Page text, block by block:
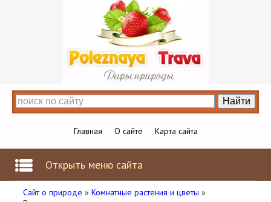
Главная О сайте Карта сайта
Открыть меню сайта
Сайт о природе » Комнатные растения и цветы »